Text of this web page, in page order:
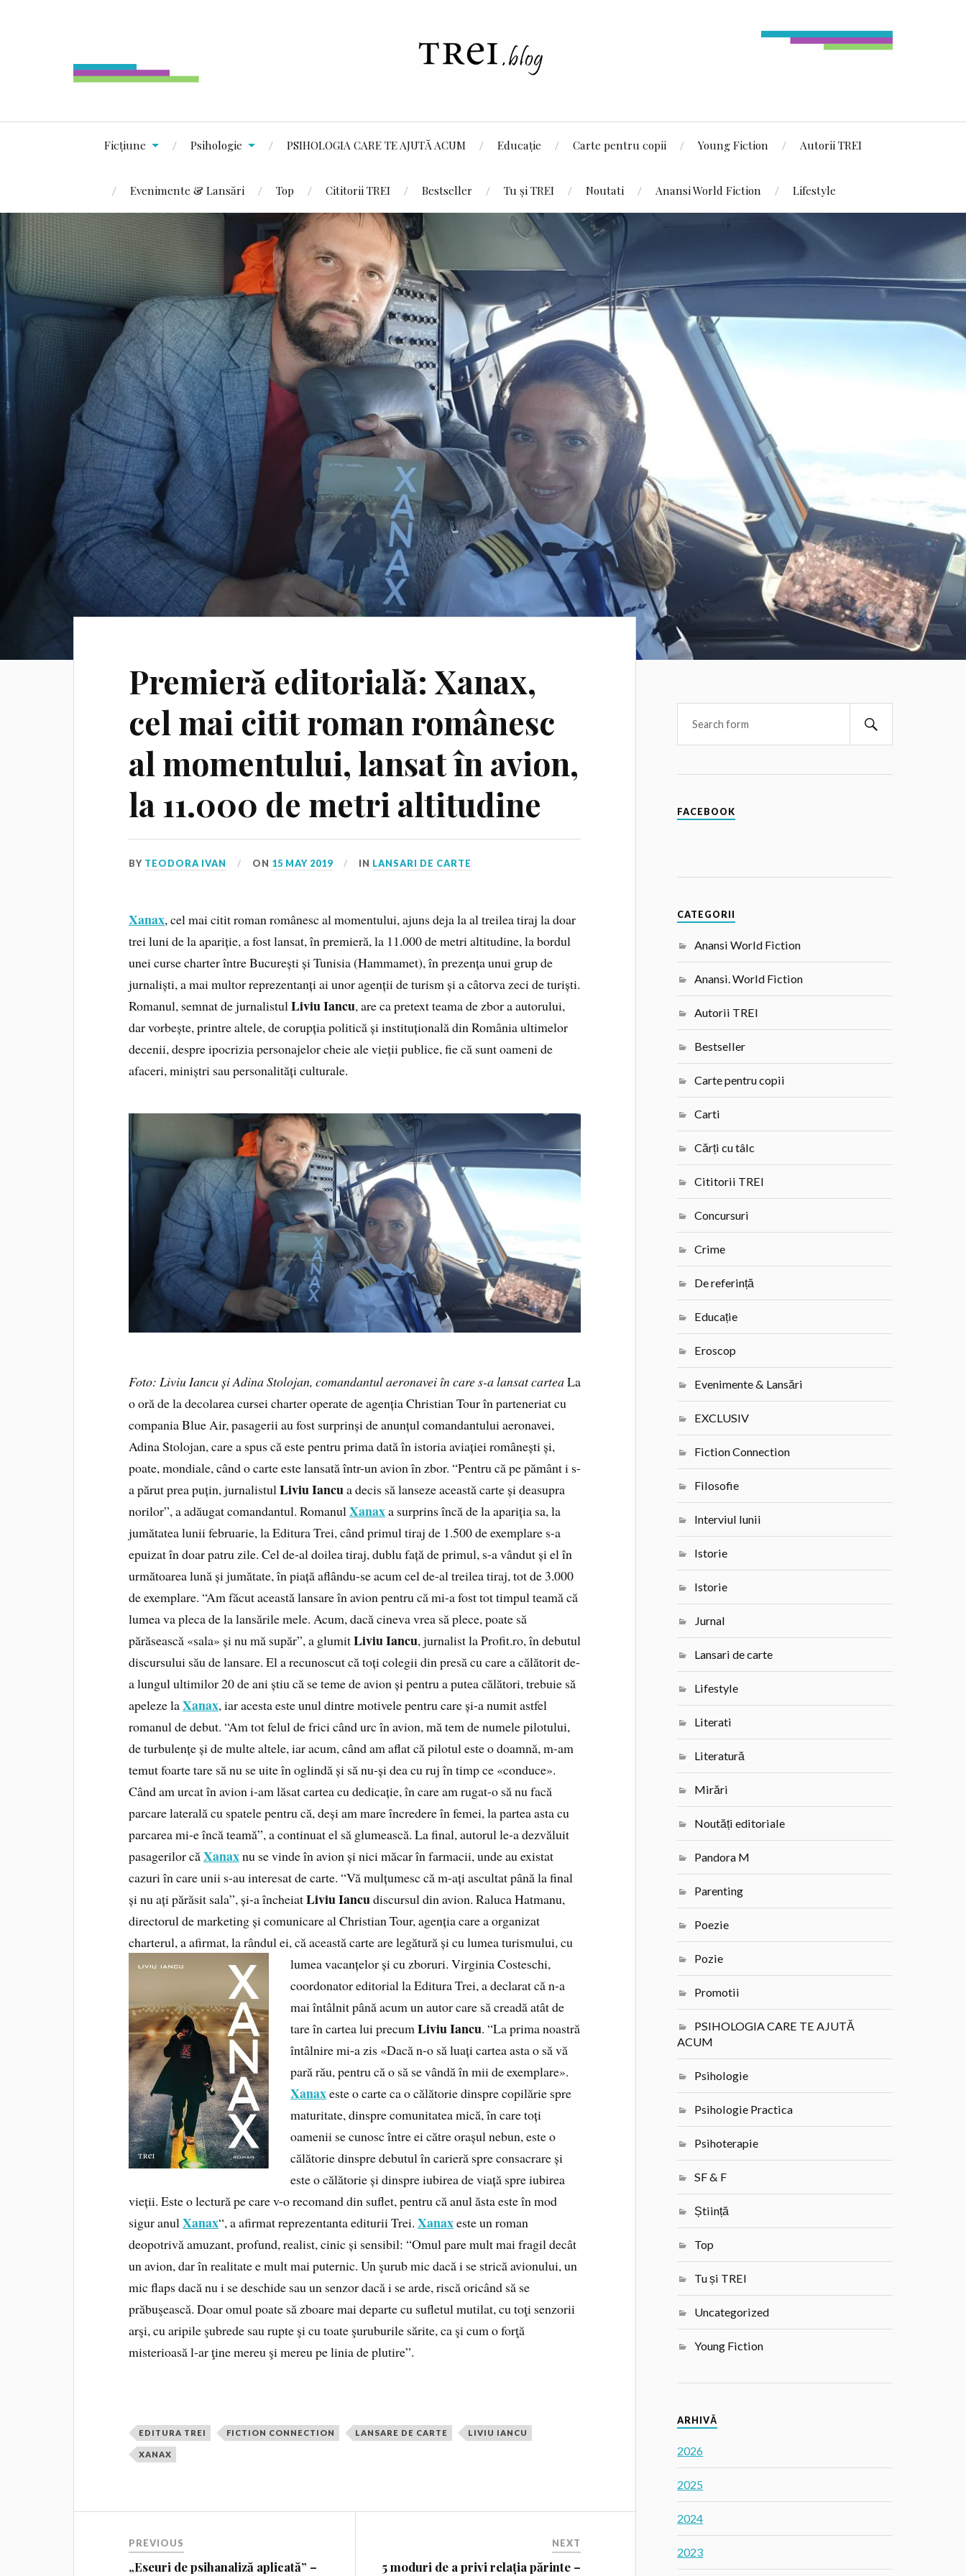
Ficțiune Psihologie PSIHOLOGIA CARE TE AJUTĂ ACUM Educație Carte pentru copii Young Fiction Autorii TREI
Evenimente & Lansări Top Cititorii TREI Bestseller Tu și TREI Noutati Anansi World Fiction Lifestyle
Premieră editorială: Xanax,
cel mai citit roman românesc
al momentului, lansat în avion,
la 11.000 de metri altitudine
BY TEODORA IVAN ON 15 MAY 2019 IN LANSARI DE CARTE
Xanax, cel mai citit roman românesc al momentului, ajuns deja la al treilea tiraj la doar
trei luni de la apariție, a fost lansat, în premieră, la 11.000 de metri altitudine, la bordul
unei curse charter între București și Tunisia (Hammamet), în prezența unui grup de
jurnaliști, a mai multor reprezentanți ai unor agenții de turism și a câtorva zeci de turiști.
Romanul, semnat de jurnalistulLiviu Iancu, are ca pretext teama de zbor a autorului,
dar vorbește, printre altele, de corupția politică și instituțională din România ultimelor
decenii, despre ipocrizia personajelor cheie ale vieții publice, fie că sunt oameni de
afaceri, miniștri sau personalități culturale.
Foto: Liviu Iancu și Adina Stolojan, comandantul aeronavei în care s-a lansat carteaLa
o oră de la decolarea cursei charter operate de agenția Christian Tour în parteneriat cu
compania Blue Air, pasagerii au fost surprinși de anunțul comandantului aeronavei,
Adina Stolojan, care a spus că este pentru prima dată în istoria aviației românești și,
poate, mondiale, când o carte este lansată într-un avion în zbor. “Pentru că pe pământ i s-
a părut prea puțin, jurnalistulLiviu Iancua decis să lanseze această carte și deasupra
norilor”, a adăugat comandantul. RomanulXanaxa surprins încă de la apariția sa, la
jumătatea lunii februarie, la Editura Trei, când primul tiraj de 1.500 de exemplare s-a
epuizat în doar patru zile. Cel de-al doilea tiraj, dublu față de primul, s-a vândut și el în
următoarea lună și jumătate, în piață aflându-se acum cel de-al treilea tiraj, tot de 3.000
de exemplare. “Am făcut această lansare în avion pentru că mi-a fost tot timpul teamă că
lumea va pleca de la lansările mele. Acum, dacă cineva vrea să plece, poate să
părăsească «sala» și nu mă supăr”, a glumitLiviu Iancu, jurnalist la Profit.ro, în debutul
discursului său de lansare. El a recunoscut că toți colegii din presă cu care a călătorit de-
a lungul ultimilor 20 de ani știu că se teme de avion și pentru a putea călători, trebuie să
apeleze laXanax, iar acesta este unul dintre motivele pentru care și-a numit astfel
romanul de debut. “Am tot felul de frici când urc în avion, mă tem de numele pilotului,
de turbulențe și de multe altele, iar acum, când am aflat că pilotul este o doamnă, m-am
temut foarte tare să nu se uite în oglindă și să nu-și dea cu ruj în timp ce «conduce».
Când am urcat în avion i-am lăsat cartea cu dedicație, în care am rugat-o să nu facă
parcare laterală cu spatele pentru că, deși am mare încredere în femei, la partea asta cu
parcarea mi-e încă teamă”, a continuat el să glumească. La final, autorul le-a dezvăluit
pasagerilor căXanaxnu se vinde în avion și nici măcar în farmacii, unde au existat
cazuri în care unii s-au interesat de carte. “Vă mulțumesc că m-ați ascultat până la final
și nu ați părăsit sala”, și-a încheiatLiviu Iancudiscursul din avion. Raluca Hatmanu,
directorul de marketing și comunicare al Christian Tour, agenția care a organizat
charterul, a afirmat, la rândul ei, că această carte are legătură și cu lumea turismului, cu
lumea vacanțelor și cu zboruri.Virginia Costeschi,
coordonator editorial la Editura Trei, a declarat că n-a
mai întâlnit până acum un autor care să creadă atât de
tare în cartea lui precumLiviu Iancu. “La prima noastră
întâlnire mi-a zis «Dacă n-o să luați cartea asta o să vă
pară rău, pentru că o să se vândă în mii de exemplare».
Xanaxeste o carte ca o călătorie dinspre copilărie spre
maturitate, dinspre comunitatea mică, în care toți
oamenii se cunosc între ei către orașul nebun, este o
călătorie dinspre debutul în carieră spre consacrare și
este o călătorie și dinspre iubirea de viață spre iubirea
vieții. Este o lectură pe care v-o recomand din suflet, pentru că anul ăsta este în mod
sigur anulXanax“, a afirmat reprezentanta editurii Trei.Xanaxeste un roman
deopotrivă amuzant, profund, realist, cinic și sensibil: “Omul pare mult mai fragil decât
un avion, dar în realitate e mult mai puternic. Un şurub mic dacă i se strică avionului, un
mic flaps dacă nu i se deschide sau un senzor dacă i se arde, riscă oricând să se
prăbuşească. Doar omul poate să zboare mai departe cu sufletul mutilat, cu toţi senzorii
arşi, cu aripile şubrede sau rupte şi cu toate şuruburile sărite, ca şi cum o forţă
misterioasă l‐ar ţine mereu şi mereu pe linia de plutire”.
EDITURA TREI FICTION CONNECTION LANSARE DE CARTE LIVIU IANCU
XANAX
PREVIOUS
„Eseuri de psihanaliză aplicată” –
NEXT
5 moduri de a privi relația părinte –
FACEBOOK
CATEGORII
Anansi World Fiction
Anansi. World Fiction
Autorii TREI
Bestseller
Carte pentru copii
Carti
Cărți cu tâlc
Cititorii TREI
Concursuri
Crime
De referință
Educație
Eroscop
Evenimente & Lansări
EXCLUSIV
Fiction Connection
Filosofie
Interviul lunii
Istorie
Istorie
Jurnal
Lansari de carte
Lifestyle
Literati
Literatură
Mirări
Noutăți editoriale
Pandora M
Parenting
Poezie
Pozie
Promotii
PSIHOLOGIA CARE TE AJUTĂ
ACUM
Psihologie
Psihologie Practica
Psihoterapie
SF & F
Știință
Top
Tu și TREI
Uncategorized
Young Fiction
ARHIVĂ
2026
2025
2024
2023